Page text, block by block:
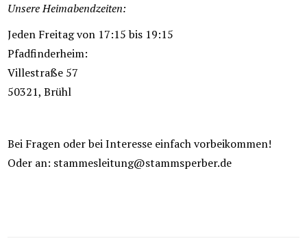
Unsere Heimabendzeiten:
Jeden Freitag von 17:15 bis 19:15
Pfadfinderheim:
Villestraße 57
50321, Brühl
Bei Fragen oder bei Interesse einfach vorbeikommen!
Oder an: stammesleitung@stammsperber.de